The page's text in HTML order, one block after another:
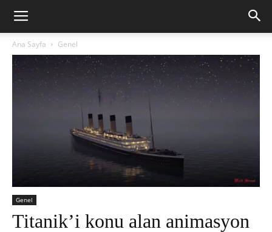
Ana Sayfa Genel
Genel
Titanik’i konu alan animasyon